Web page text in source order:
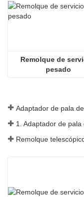
Remolque de
pesado